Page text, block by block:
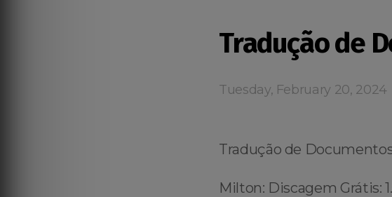
Tradução de
Tuesday, February 20, 2024
Tradução de
Milton: Discagem Grátis: